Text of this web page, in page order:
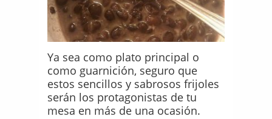
Ya sea como plato principal o
como guarnición, seguro que
estos sencillos y sabrosos frijoles
serán los protagonistas de tu
mesa en más de una ocasión.